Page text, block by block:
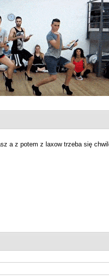
a z potem z laxow trzeba się